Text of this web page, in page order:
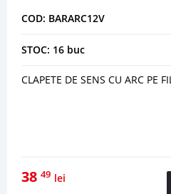
COD: BARARC12V
STOC: 16 buc
CLAPETE DE SENS CU ARC PE
38 49 lei